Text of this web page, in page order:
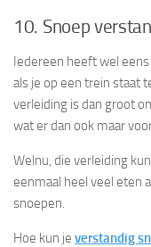
10. Snoep
Iedereen heeft wel
als je op een trein staat
verleiding is dan groot
wat er dan ook maar
Welnu, die verleiding
eenmaal heel veel eten
snoepen.
Hoe kun je verstandig